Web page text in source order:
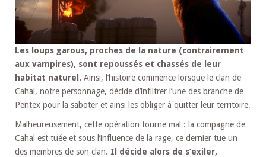
Les loups garous, proches de la nature (contrairement
aux vampires), sont repoussés et chassés de leur
habitat naturel. Ainsi, l’histoire commence lorsque le clan de
Cahal, notre personnage, décide d’infiltrer l’une des branche de
Pentex pour la saboter et ainsi les obliger à quitter leur territoire.
Malheureusement, cette opération tourne mal : la compagne de
Cahal est tuée et sous l’influence de la rage, ce dernier tue un
des membres de son clan. Il décide alors de s’exiler,